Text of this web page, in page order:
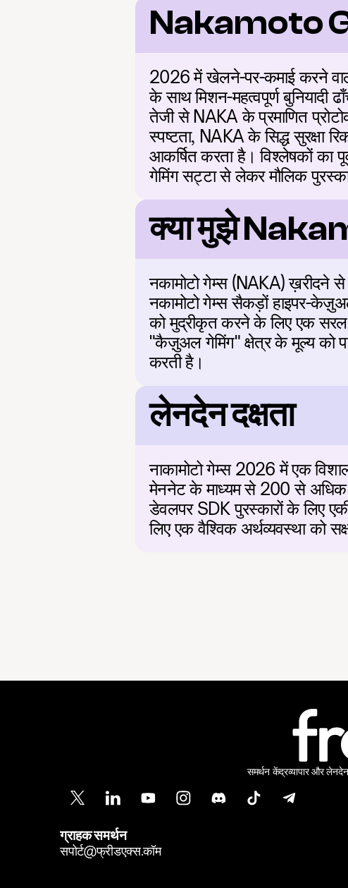
Nakamoto
2026 में खेलने-पर-कमाई करने वाले
के साथ मिशन-महत्वपूर्ण बुनियादी
तेजी से NAKA के प्रमाणित
स्पष्टता, NAKA के सिद्ध सुरक्षा
आकर्षित करता है। विश्लेषकों का
गेमिंग सट्टा से लेकर मौलिक
क्या मुझे
नकामोटो गेम्स (NAKA) ख़रीदने
नकामोटो गेम्स सैकड़ों हाइपर-
को मुद्रीकृत करने के लिए एक सरल
"कैज़ुअल गेमिंग" क्षेत्र के मूल्य को
करती है।
लेनदेन दक्षता
नाकामोटो गेम्स 2026 में एक
मेननेट के माध्यम से 200 से अधिक
डेवलपर SDK पुरस्कारों के लिए
लिए एक वैश्विक अर्थव्यवस्था को
समर्थन केंद्रव्यापार और
ग्राहक समर्थन
सपोर्ट@फ्रीडएक्स.कॉम